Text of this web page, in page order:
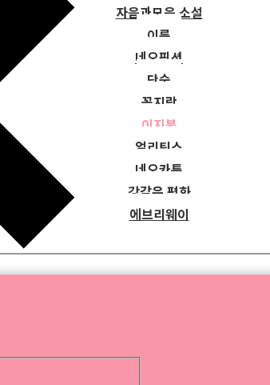
자음과모음 소설
이룸
네오픽션
단숨
꼼지락
이지북
얼리틴스
네오카툰
강같은 평화
에브리웨이